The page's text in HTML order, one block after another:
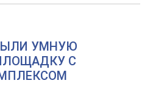
УМНУЮ
С